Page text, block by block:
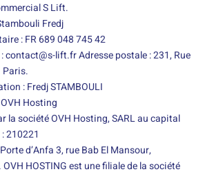
S Lift.
Fredj
: FR 689 048 745 42
contact@s-lift.fr Adresse postale : 231, Rue
Paris.
: Fredj STAMBOULI
Hosting
la société OVH Hosting, SARL au capital
210221
d’Anfa 3, rue Bab El Mansour,
HOSTING est une filiale de la société